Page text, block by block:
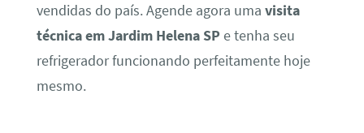
vendidas do país. Agende agora uma visita
técnica em Jardim Helena SP e tenha seu
refrigerador funcionando perfeitamente hoje
mesmo.